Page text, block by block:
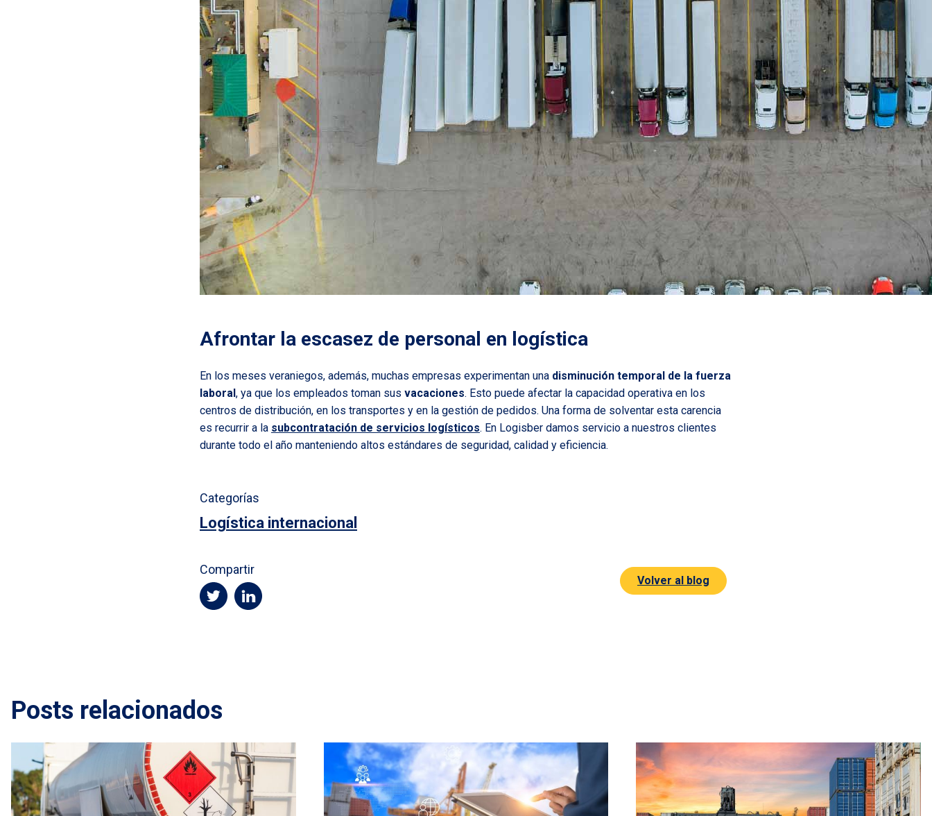
Afrontar la escasez de personal en logística
En los meses veraniegos, además, muchas empresas experimentan una disminución temporal de la fuerza
laboral, ya que los empleados toman sus vacaciones. Esto puede afectar la capacidad operativa en los
centros de distribución, en los transportes y en la gestión de pedidos. Una forma de solventar esta carencia
es recurrir a la subcontratación de servicios logísticos. En Logisber damos servicio a nuestros clientes
durante todo el año manteniendo altos estándares de seguridad, calidad y eficiencia.
Categorías
Logística internacional
Compartir
Volver al blog
Posts relacionados